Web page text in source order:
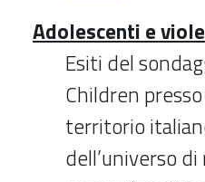
Adolescenti e
Esiti del
Children
territorio
dell’universo